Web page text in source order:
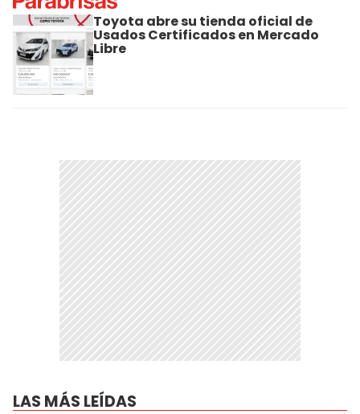
Toyota abre su tienda oficial de
Usados Certificados en Mercado
Libre
LAS MÁS LEÍDAS